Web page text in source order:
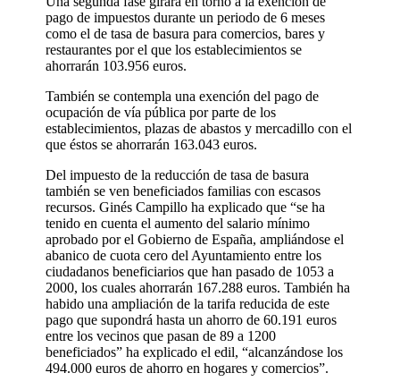
pago de impuestos durante un periodo de 6 meses
como el de tasa de basura para comercios, bares y
restaurantes por el que los establecimientos se
ahorrarán 103.956 euros.
También se contempla una exención del pago de
ocupación de vía pública por parte de los
establecimientos, plazas de abastos y mercadillo con el
que éstos se ahorrarán 163.043 euros.
Del impuesto de la reducción de tasa de basura
también se ven beneficiados familias con escasos
recursos. Ginés Campillo ha explicado que “se ha
tenido en cuenta el aumento del salario mínimo
aprobado por el Gobierno de España, ampliándose el
abanico de cuota cero del Ayuntamiento entre los
ciudadanos beneficiarios que han pasado de 1053 a
2000, los cuales ahorrarán 167.288 euros. También ha
habido una ampliación de la tarifa reducida de este
pago que supondrá hasta un ahorro de 60.191 euros
entre los vecinos que pasan de 89 a 1200
beneficiados” ha explicado el edil, “alcanzándose los
494.000 euros de ahorro en hogares y comercios”.